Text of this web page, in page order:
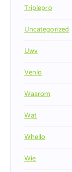
Triplepro
Uncategorized
Uwv
Venlo
Waarom
Wat
Whello
Wie